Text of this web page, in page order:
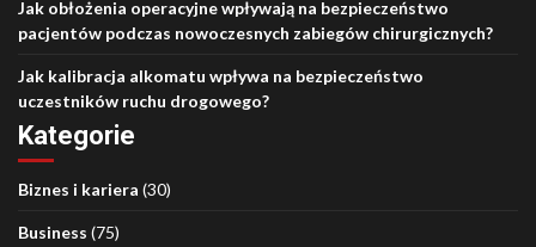
Jak obłożenia operacyjne wpływają na bezpieczeństwo
pacjentów podczas nowoczesnych zabiegów chirurgicznych?
Jak kalibracja alkomatu wpływa na bezpieczeństwo
uczestników ruchu drogowego?
Kategorie
Biznes i kariera (30)
Business (75)